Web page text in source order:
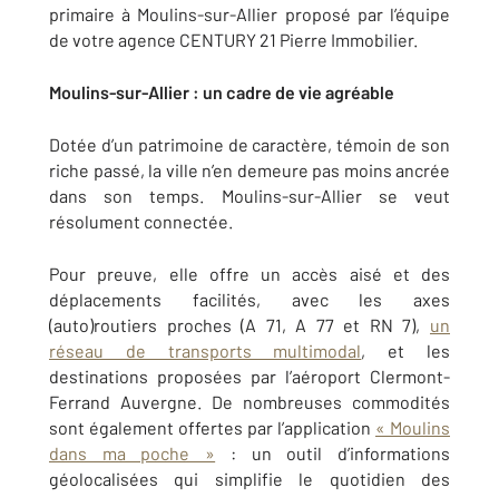
primaire à Moulins-sur-Allier proposé par l’équipe
de votre agence CENTURY 21 Pierre Immobilier.
Moulins-sur-Allier : un cadre de vie agréable
Dotée d’un patrimoine de caractère, témoin de son
riche passé, la ville n’en demeure pas moins ancrée
dans son temps. Moulins-sur-Allier se veut
résolument connectée.
Pour preuve, elle offre un accès aisé et des
déplacements facilités, avec les axes
(auto)routiers proches (A 71, A 77 et RN 7), un
réseau de transports multimodal, et les
destinations proposées par l’aéroport Clermont-
Ferrand Auvergne. De nombreuses commodités
sont également offertes par l’application « Moulins
dans ma poche » : un outil d’informations
géolocalisées qui simplifie le quotidien des